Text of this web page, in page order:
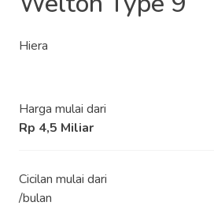
Hiera
Harga mulai dari
Rp 4,5 Miliar
Cicilan mulai dari
/bulan